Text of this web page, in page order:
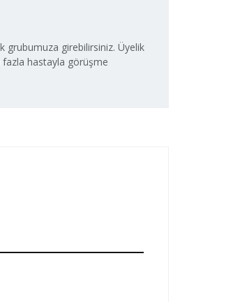
grubumuza girebilirsiniz. Üyelik
fazla hastayla görüşme